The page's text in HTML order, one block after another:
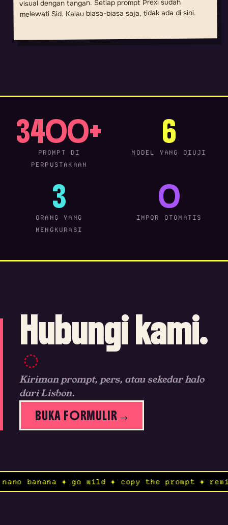
visual dengan tangan. Setiap prompt Prexi sudah
melewati Sid. Kalau biasa-biasa saja, tidak ada di sini.
3400+
PROMPT DI
PERPUSTAKAAN
6
MODEL YANG DIUJI
3
ORANG YANG
MENGKURASI
0
IMPOR OTOMATIS
Hubungi kami.
Kiriman prompt, pers, atau sekedar halo
dari Lisbon.
BUKA FORMULIR →
nano banana ✦ go wild ✦ copy the